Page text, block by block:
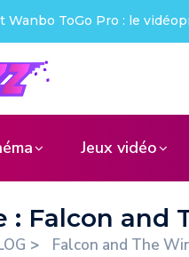
Wanbo ToGo Pro : le
Jeux vidéo
: Falcon and
> Falcon and The